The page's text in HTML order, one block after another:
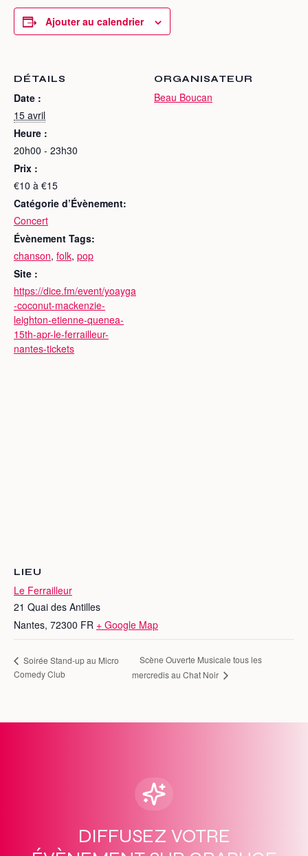
Ajouter au calendrier
DÉTAILS
Date :
15 avril
Heure :
20h00 - 23h30
Prix :
€10 à €15
Catégorie d’Évènement:
Concert
Évènement Tags:
chanson, folk, pop
Site :
https://dice.fm/event/yoayga
-coconut-mackenzie-
leighton-etienne-quenea-
15th-apr-le-ferrailleur-
nantes-tickets
ORGANISATEUR
Beau Boucan
LIEU
Le Ferrailleur
21 Quai des Antilles
Nantes, 72300 FR + Google Map
Soirée Stand-up au Micro
Comedy Club
Scène Ouverte Musicale tous les
mercredis au Chat Noir
DIFFUSEZ VOTRE